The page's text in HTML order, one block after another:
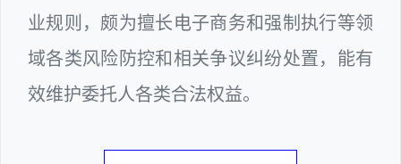
业规则，颇为擅长电子商务和强制执行等领
域各类风险防控和相关争议纠纷处置，能有
效维护委托人各类合法权益。